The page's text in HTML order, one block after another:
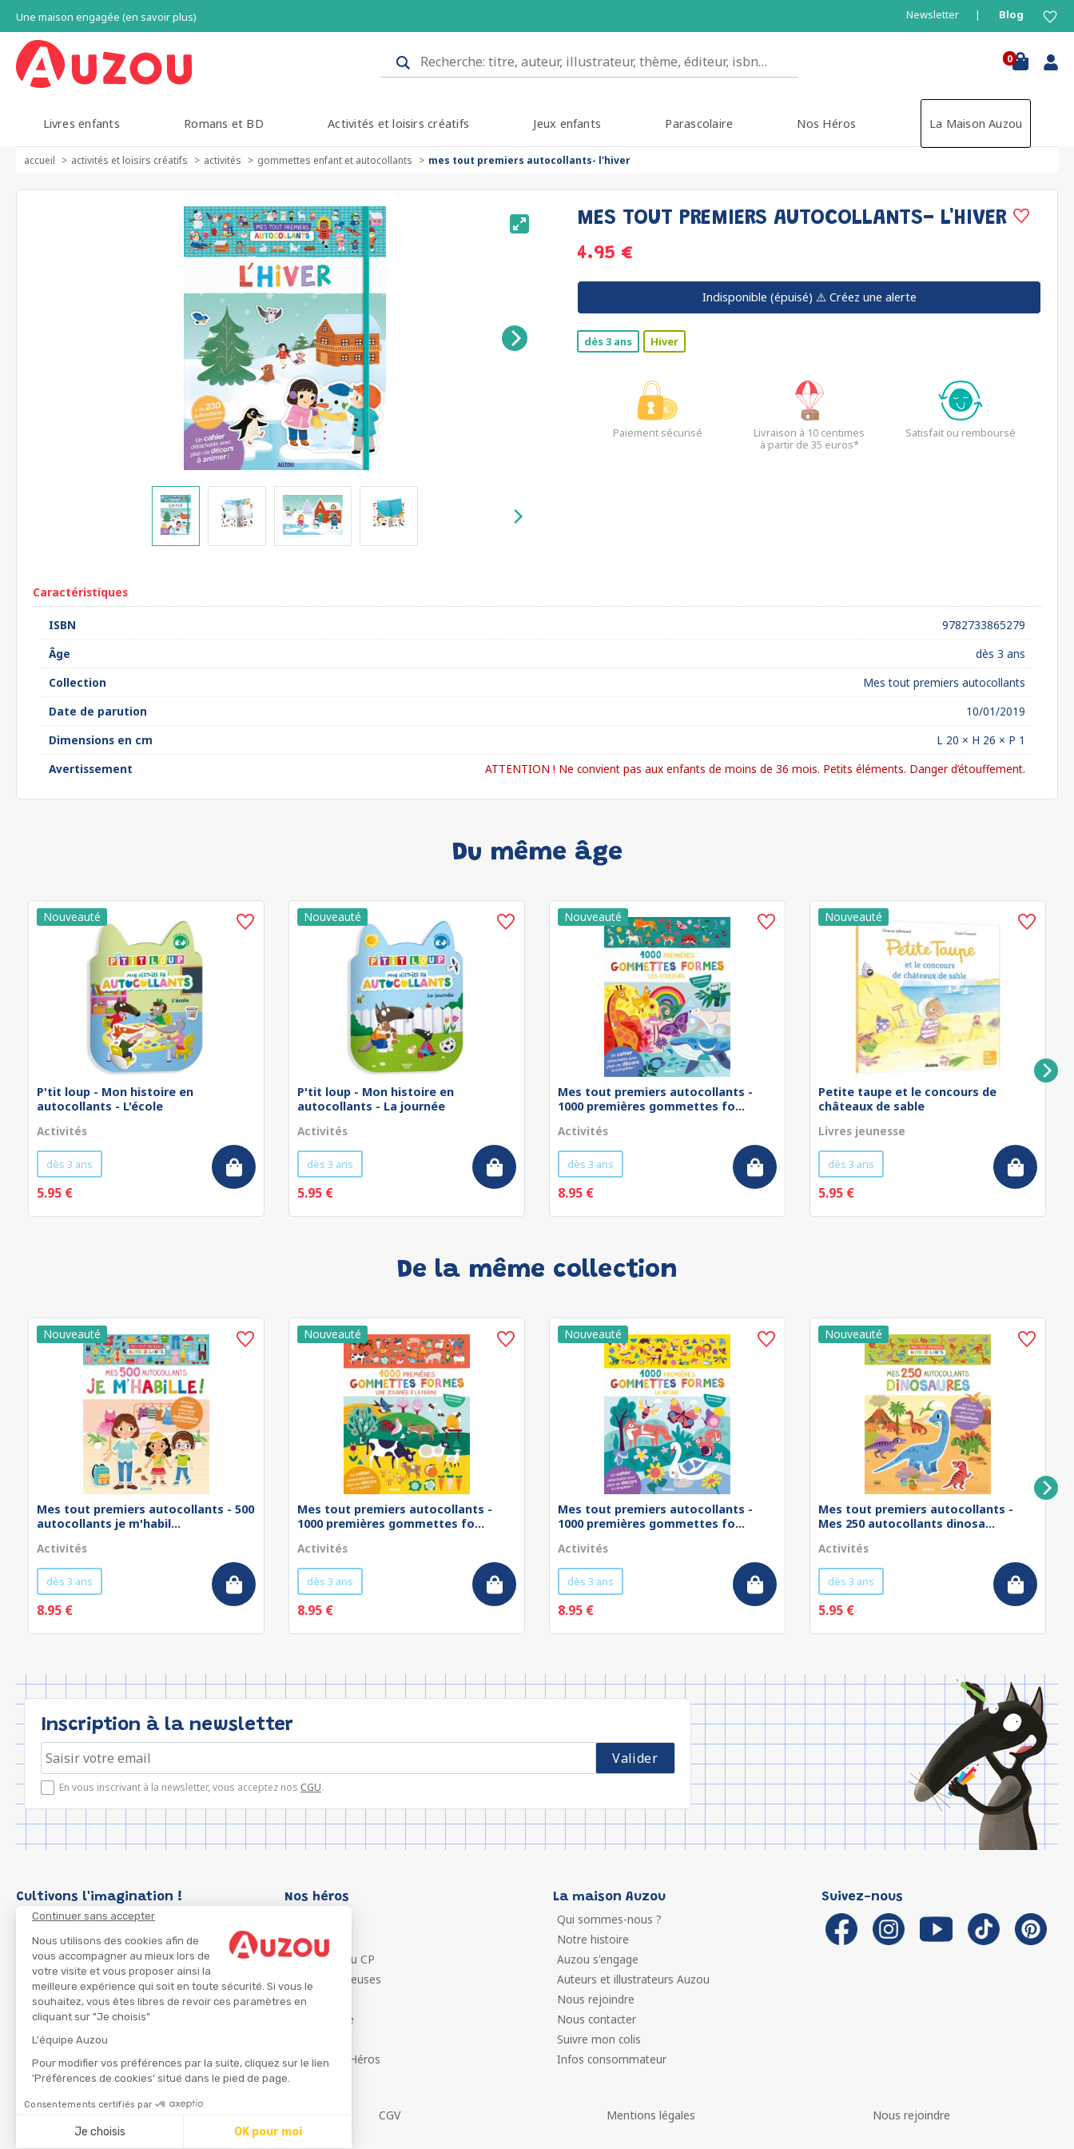
Continuer sans accepter
Nous utilisons des cookies afin de
vous accompagner au mieux lors de
votre visite et vous proposer ainsi la
meilleure expérience qui soit en toute sécurité. Si vous le
souhaitez, vous êtes libres de revoir ces paramètres en
cliquant sur "Je choisis"
L'équipe Auzou
Pour modifier vos préférences par la suite, cliquez sur le lien
'Préférences de cookies' situé dans le pied de page.
Consentements certifiés par
Je choisis OK pour moi
Une maison engagée (en savoir plus) Newsletter Blog
0
Livres enfants Romans et BD Activités et loisirs créatifs Jeux enfants Parascolaire Nos Héros La Maison Auzou
accueil activités et loisirs créatifs activités gommettes enfant et autocollants mes tout premiers autocollants- l'hiver
MES TOUT PREMIERS AUTOCOLLANTS- L'HIVER
4.95 €
Indisponible (épuisé) ⚠️ Créez une alerte
dès 3 ans Hiver
Paiement sécurisé
Livraison à 10 centimes
à partir de 35 euros*
Satisfait ou remboursé
Caractéristiques
ISBN
9782733865279
Âge
dès 3 ans
Collection
Mes tout premiers autocollants
Date de parution
10/01/2019
Dimensions en cm
L 20 × H 26 × P 1
Avertissement
ATTENTION ! Ne convient pas aux enfants de moins de 36 mois. Petits éléments. Danger d’étouffement.
Du même âge
P'tit loup - Mon histoire en
autocollants - L'école
Activités
dès 3 ans
5.95 €
P'tit loup - Mon histoire en
autocollants - La journée
Activités
dès 3 ans
5.95 €
Mes tout premiers autocollants -
1000 premières gommettes fo...
Activités
dès 3 ans
8.95 €
Petite taupe et le concours de
châteaux de sable
Livres jeunesse
dès 3 ans
5.95 €
De la même collection
Mes tout premiers autocollants - 500
autocollants je m'habil...
Activités
dès 3 ans
8.95 €
Mes tout premiers autocollants -
1000 premières gommettes fo...
Activités
dès 3 ans
8.95 €
Mes tout premiers autocollants -
1000 premières gommettes fo...
Activités
dès 3 ans
8.95 €
Mes tout premiers autocollants -
Mes 250 autocollants dinosa...
Activités
dès 3 ans
5.95 €
Inscription à la newsletter
En vous inscrivant à la newsletter, vous acceptez nos CGU.
Cultivons l'imagination ! Nos héros
P'tit Loup
Les Héros du CP
Les Influenceuses
Migali
Petite Taupe
Ma Boîte à Héros
La maison Auzou
Qui sommes-nous ?
Notre histoire
Auzou s'engage
Auteurs et illustrateurs Auzou
Nous rejoindre
Nous contacter
Suivre mon colis
Infos consommateur
Suivez-nous
CGV Mentions légales Nous rejoindre